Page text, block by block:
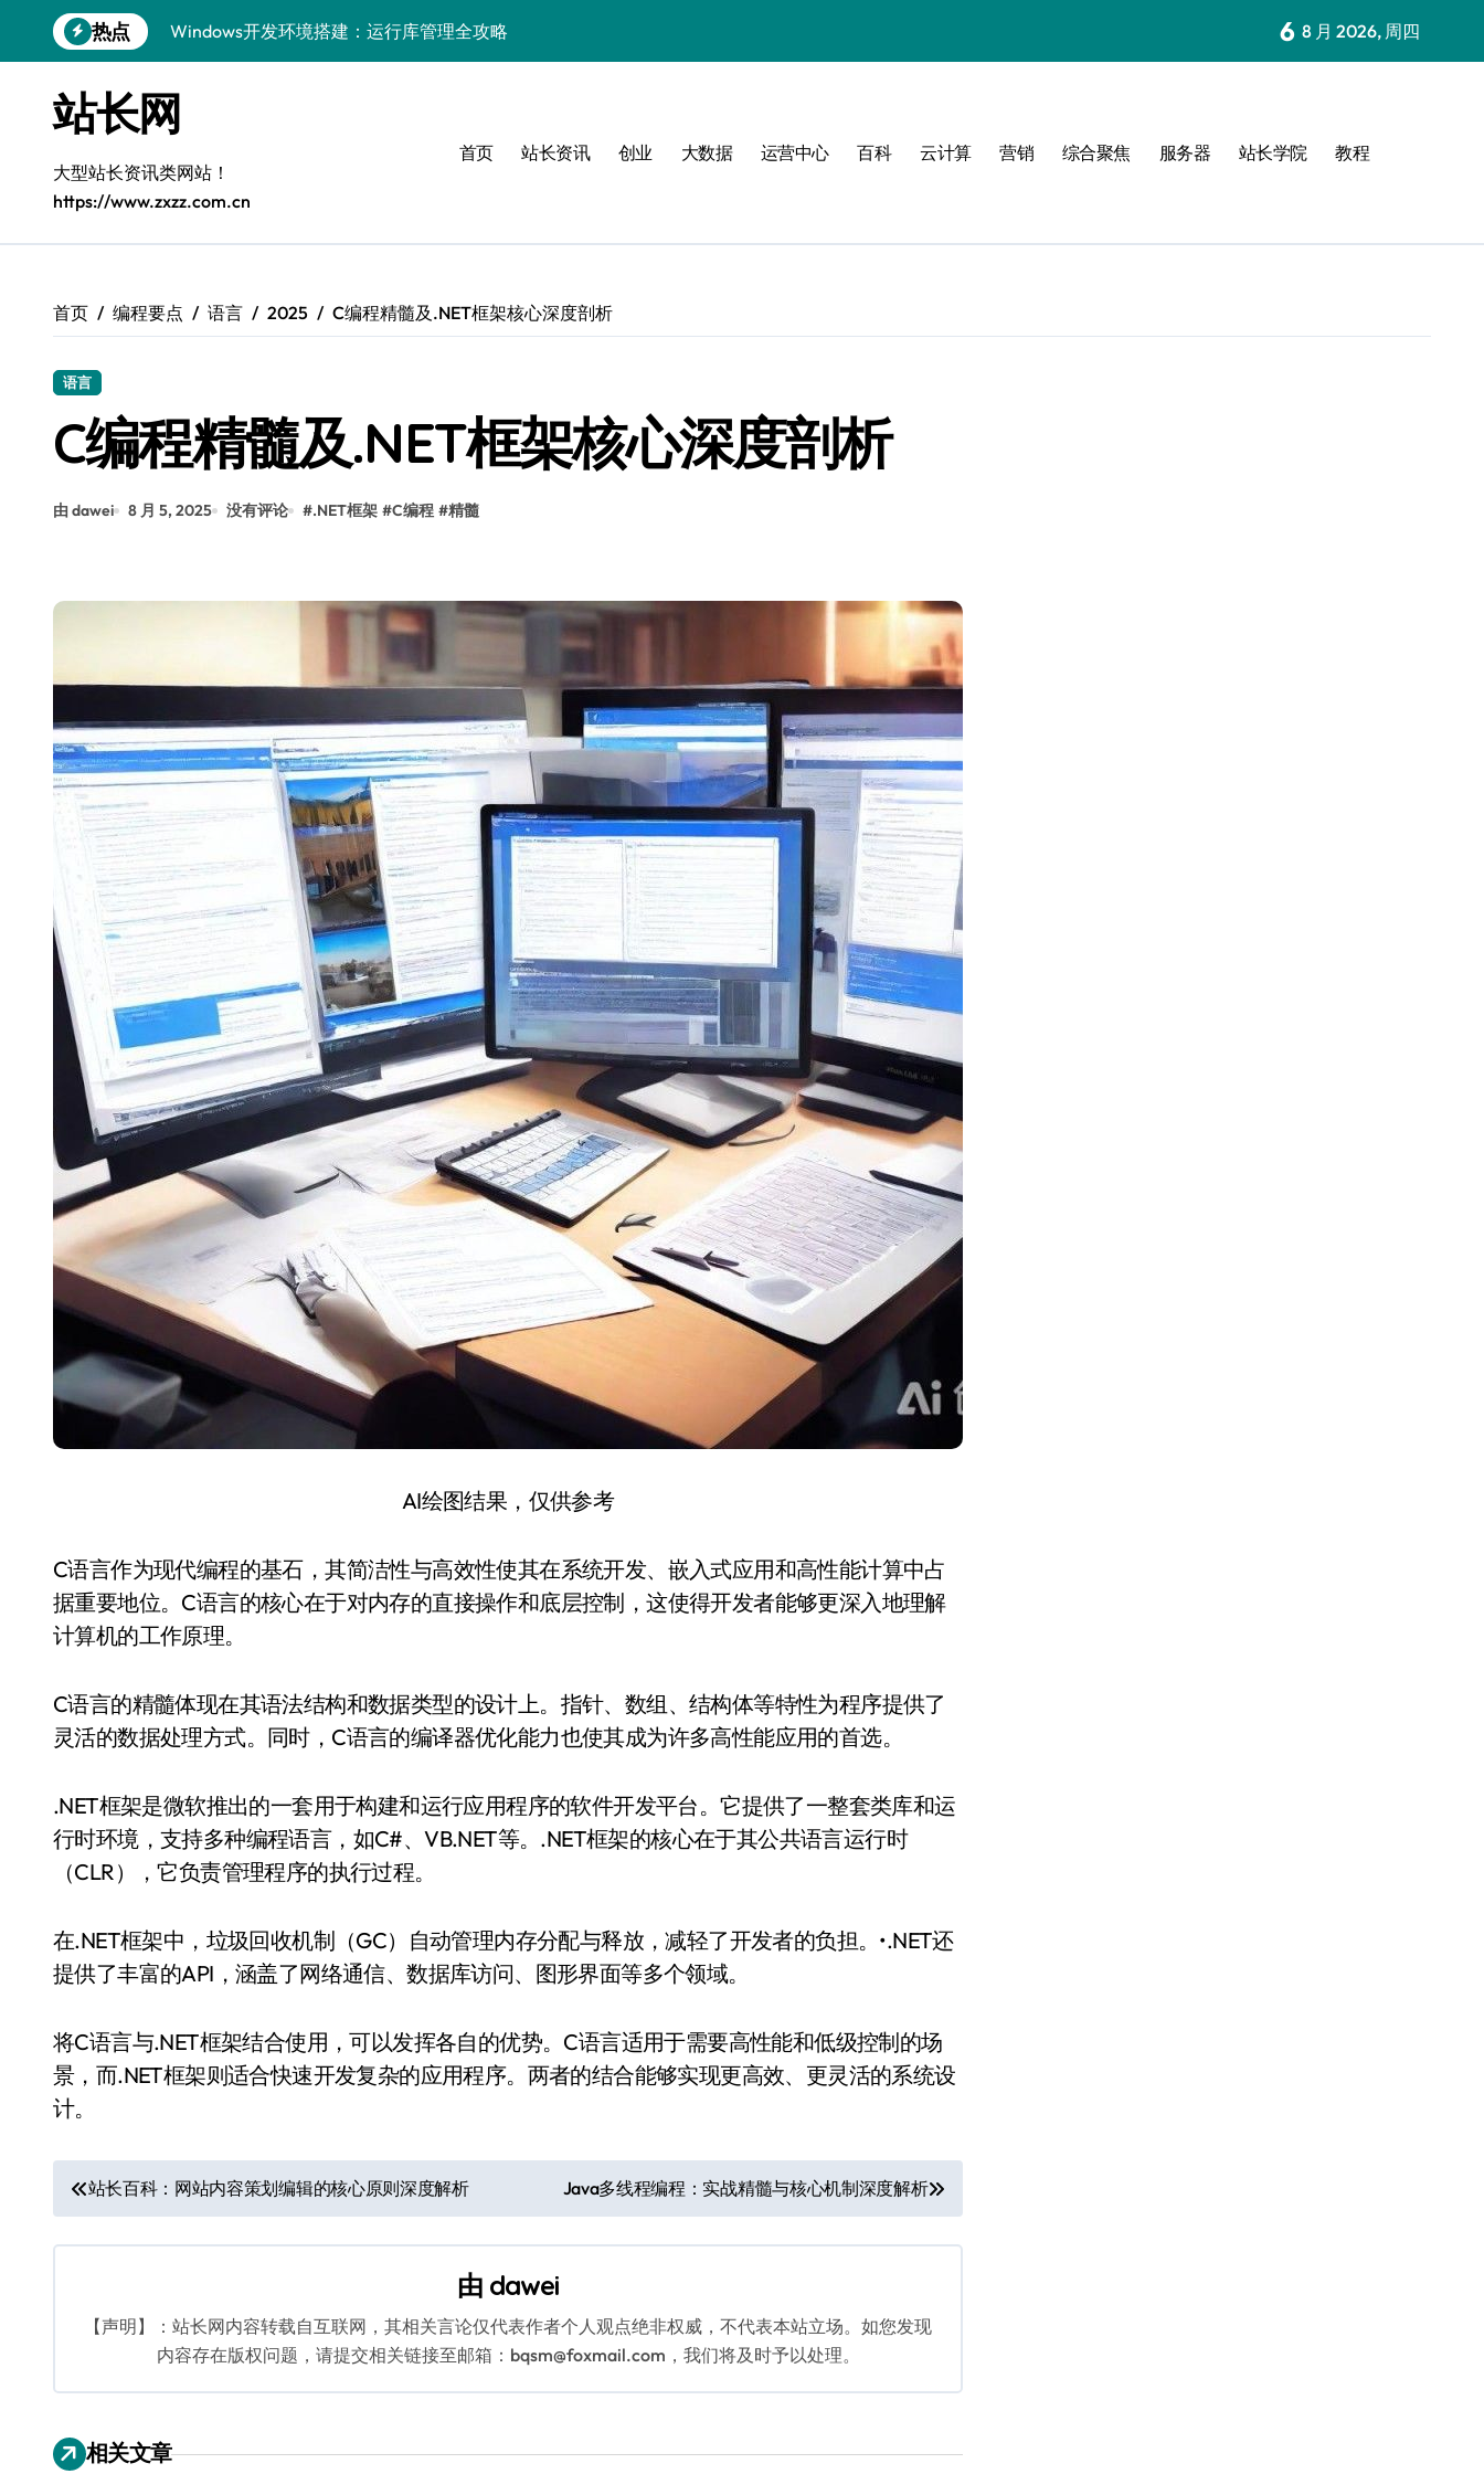
到
热点
Windows开发环境搭建：运行库管理全攻略
鸿蒙云架构下弹性计算优化探索
计算机视觉索引漏洞深度剖析与修复
弹性计算重塑云架构：降本增效实战指南
驭5G之速，铸iOS移动互联新标杆
快速定位漏洞，优化索引效率
弹性架构赋能精准计算，重塑云端体验
6 8 月 2026, 周四
站长网
大型站长资讯类网站！
https://www.zxzz.com.cn
首页 站长资讯 创业 大数据 运营中心 百科 云计算 营销 综合聚焦 服务器 站长学院 教程
首页 编程要点 语言 2025 C编程精髓及.NET框架核心深度剖析
语言
C编程精髓及.NET框架核心深度剖析
由 dawei 8 月 5, 2025 没有评论 #.NET框架 #C编程 #精髓
AI绘图结果，仅供参考
C语言作为现代编程的基石，其简洁性与高效性使其在系统开发、嵌入式应用和高性能计算中占
据重要地位。C语言的核心在于对内存的直接操作和底层控制，这使得开发者能够更深入地理解
计算机的工作原理。
C语言的精髓体现在其语法结构和数据类型的设计上。指针、数组、结构体等特性为程序提供了
灵活的数据处理方式。同时，C语言的编译器优化能力也使其成为许多高性能应用的首选。
.NET框架是微软推出的一套用于构建和运行应用程序的软件开发平台。它提供了一整套类库和运
行时环境，支持多种编程语言，如C#、VB.NET等。.NET框架的核心在于其公共语言运行时
（CLR），它负责管理程序的执行过程。
在.NET框架中，垃圾回收机制（GC）自动管理内存分配与释放，减轻了开发者的负担。•.NET还
提供了丰富的API，涵盖了网络通信、数据库访问、图形界面等多个领域。
将C语言与.NET框架结合使用，可以发挥各自的优势。C语言适用于需要高性能和低级控制的场
景，而.NET框架则适合快速开发复杂的应用程序。两者的结合能够实现更高效、更灵活的系统设
计。
文
章
站长百科：网站内容策划编辑的核心原则深度解析 Java多线程编程：实战精髓与核心机制深度解析
由 dawei
【声明】：站长网内容转载自互联网，其相关言论仅代表作者个人观点绝非权威，不代表本站立场。如您发现
内容存在版权问题，请提交相关链接至邮箱：bqsm@foxmail.com，我们将及时予以处理。
相关文章